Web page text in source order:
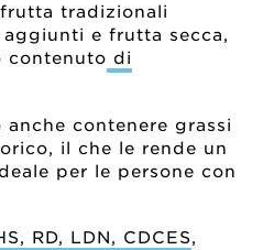
tradizionali
e frutta secca,
contenuto di
contenere grassi
il che le rende un
per le persone con
RD, LDN, CDCES,